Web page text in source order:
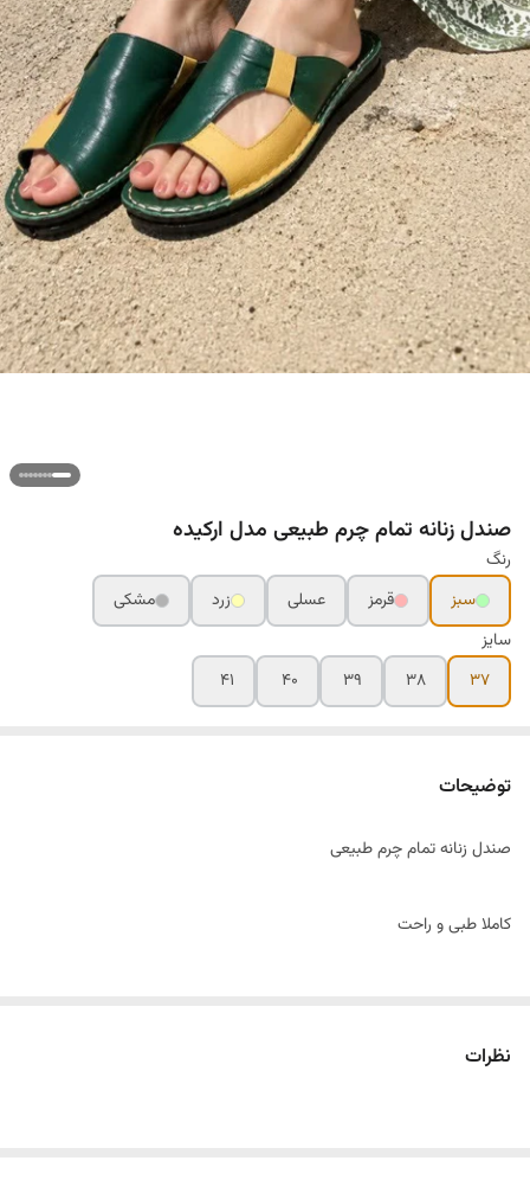
صندل زنانه تمام چرم طبیعی مدل ارکیده
رنگ
سبز
قرمز عسلی زرد
مشکی
سایز
۳۷
۳۸ ۳۹ ۴۰ ۴۱
توضیحات
صندل زنانه تمام چرم طبیعی
کاملا طبی و راحت
نظرات